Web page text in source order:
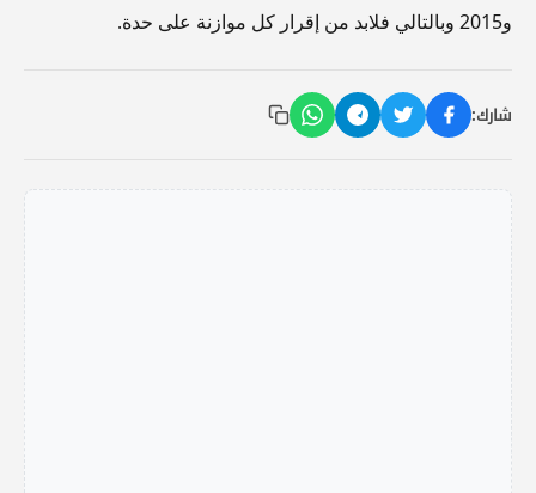
و2015 وبالتالي فلابد من إقرار كل موازنة على حدة.
شارك: